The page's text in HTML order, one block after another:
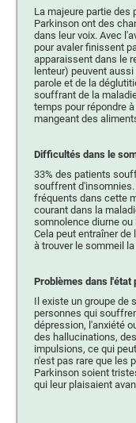
La majeure partie des
Parkinson ont des
dans leur voix. Avec
pour avaler finissent
apparaissent dans le
lenteur) peuvent
parole et de la
souffrant de la
temps pour répondre
mangeant des
Difficultés dans le
33% des patients
souffrent
fréquents dans cette
courant dans la
somnolence diurne
Cela peut entraîner
à trouver le sommeil la
Problèmes dans l'état
Il existe un groupe de
personnes qui
dépression, l'anxiété
des hallucinations,
impulsions, ce qui
n'est pas rare que les
Parkinson soient
qui leur plaisaient